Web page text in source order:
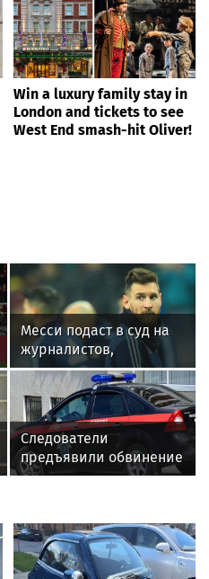
Win a luxury family stay in
London and tickets to see
West End smash-hit Oliver!
Месси подаст в суд на
журналистов,
незаконно
пробравшихся на
похороны его отца
Следователи
предъявили обвинение
подростку за поджог